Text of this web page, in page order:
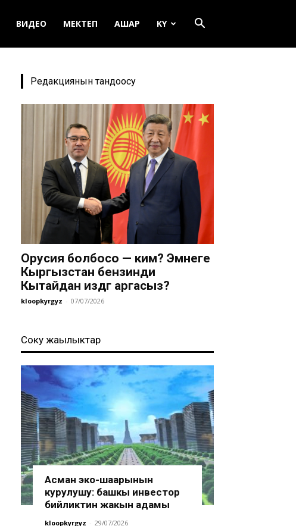
ВИДЕО МЕКТЕП АШАР KY
Редакциянын тандоосу
Орусия болбосо — ким? Эмнеге
Кыргызстан бензинди
Кытайдан издөөгө аргасыз?
kloopkyrgyz - 07/07/2026
Соңку жаңылыктар
Асман эко-шаарынын
курулушу: башкы инвестор
бийликтин жакын адамы
kloopkyrgyz - 29/07/2026